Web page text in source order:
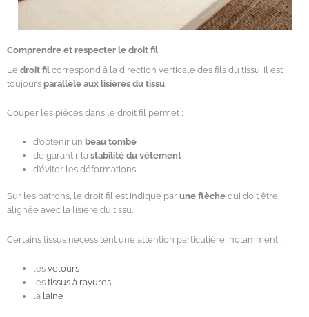
Comprendre et respecter le droit fil
Le droit fil correspond à la direction verticale des fils du tissu. Il est
toujours parallèle aux lisières du tissu
Couper les pièces dans le droit fil permet :
d’obtenir un beau tombé
de garantir lastabilité du vêtement
d’éviter les déformations
Sur les patrons, le droit fil est indiqué par une flèche qui doit être
alignée avec la lisière du tissu.
Certains tissus nécessitent une attention particulière, notamment :
lesvelours
lestissus à rayures
la laine